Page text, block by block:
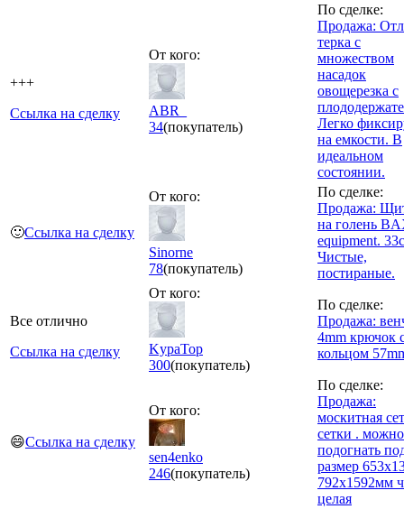
+++
Ссылка на сделку
От кого:
ABR_
34(покупатель)
По сделке:
Продажа:
терка с
множеством
насадок
овощерезка с
Легко
на емкости. В
идеальном
состоянии.
🙂Ссылка на сделку
От кого:
Sinorne
78(покупатель)
По сделке:
Продажа:
на голень
equipment.
Чистые,
постираные.
Все отлично
Ссылка на сделку
От кого:
KypaTop
300(покупатель)
По сделке:
Продажа:
4mm крючок
кольцом
😄Ссылка на сделку
От кого:
sen4enko
246(покупатель)
По сделке:
Продажа:
москитная
сетки . можно
подогнать
размер
792х1592мм
целая